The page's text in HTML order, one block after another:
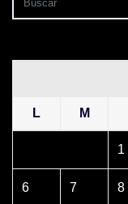
L M
1
6 7 8